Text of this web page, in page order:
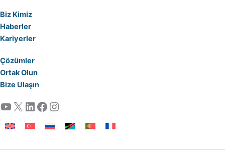
Biz Kimiz
Haberler
Kariyerler
Çözümler
Ortak Olun
Bize Ulaşın
YouTube X LinkedIn Facebook Instagram